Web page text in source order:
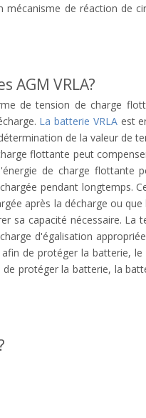
de réaction de
VRLA?
de tension de charge
La batterie VRLA est
de la valeur de
flottante peut
de charge flottante
pendant longtemps.
après la décharge ou
sa capacité nécessaire. La
d'égalisation
de protéger la batterie,
protéger la batterie, la